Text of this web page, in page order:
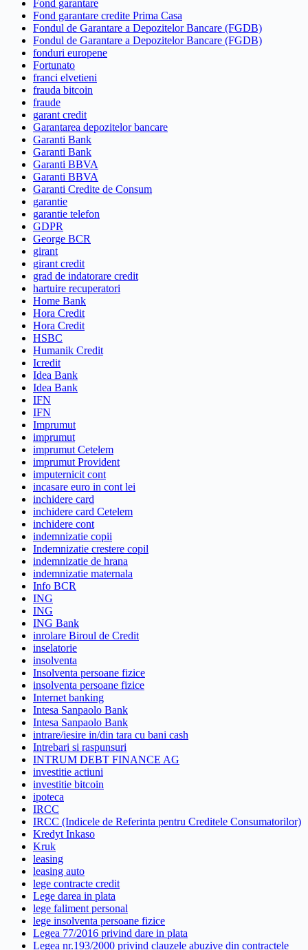
Fond garantare
Fond garantare credite Prima Casa
Fondul de Garantare a Depozitelor Bancare (FGDB)
Fondul de Garantare a Depozitelor Bancare (FGDB)
fonduri europene
Fortunato
franci elvetieni
frauda bitcoin
fraude
garant credit
Garantarea depozitelor bancare
Garanti Bank
Garanti Bank
Garanti BBVA
Garanti BBVA
Garanti Credite de Consum
garantie
garantie telefon
GDPR
George BCR
girant
girant credit
grad de indatorare credit
hartuire recuperatori
Home Bank
Hora Credit
Hora Credit
HSBC
Humanik Credit
Icredit
Idea Bank
Idea Bank
IFN
IFN
Imprumut
imprumut
imprumut Cetelem
imprumut Provident
imputernicit cont
incasare euro in cont lei
inchidere card
inchidere card Cetelem
inchidere cont
indemnizatie copii
Indemnizatie crestere copil
indemnizatie de hrana
indemnizatie maternala
Info BCR
ING
ING
ING Bank
inrolare Biroul de Credit
inselatorie
insolventa
Insolventa persoane fizice
insolventa persoane fizice
Internet banking
Intesa Sanpaolo Bank
Intesa Sanpaolo Bank
intrare/iesire in/din tara cu bani cash
Intrebari si raspunsuri
INTRUM DEBT FINANCE AG
investitie actiuni
investitie bitcoin
ipoteca
IRCC
IRCC (Indicele de Referinta pentru Creditele Consumatorilor)
Kredyt Inkaso
Kruk
leasing
leasing auto
lege contracte credit
Lege darea in plata
lege faliment personal
lege insolventa persoane fizice
Legea 77/2016 privind dare in plata
Legea nr.193/2000 privind clauzele abuzive din contractele